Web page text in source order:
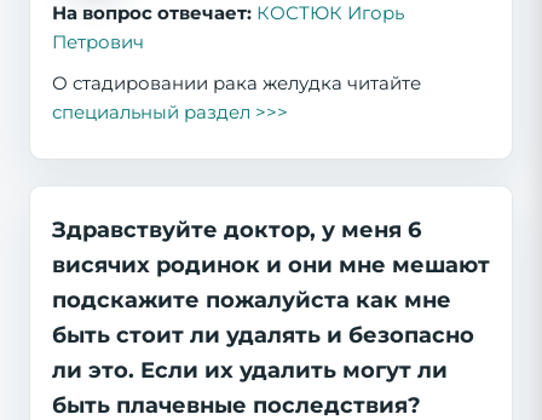
На вопрос отвечает: КОСТЮК Игорь
Петрович
О стадировании рака желудка читайте
специальный раздел >>>
Здравствуйте доктор, у меня 6
висячих родинок и они мне мешают
подскажите пожалуйста как мне
быть стоит ли удалять и безопасно
ли это. Если их удалить могут ли
быть плачевные последствия?